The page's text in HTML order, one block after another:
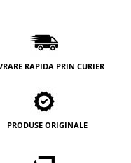
RAPIDA PRIN CURIER
PRODUSE ORIGINALE